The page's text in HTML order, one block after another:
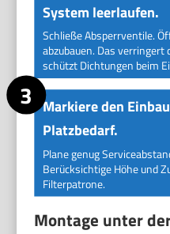
System leerlaufen.
Schließe Absperrventile.
abzubauen. Das verringert
schützt Dichtungen beim
Markiere den
Platzbedarf.
Plane genug
Berücksichtige Höhe und
Filterpatrone.
Montage unter